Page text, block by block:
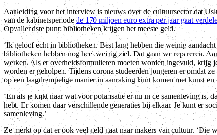
Aanleiding voor het interview is nieuws over de cultuursector dat
van de kabinetsperiode de 170 miljoen euro extra per jaar gaat
Opvallendste punt: bibliotheken krijgen het meeste geld.
‘Ik geloof echt in bibliotheken. Best lang hebben die weinig
bibliotheken hebben nog heel weinig ziel. Dat gaan we repareren.
werken. Als er overheidsformulieren moeten worden ingevuld, krijg
worden er geholpen. Tijdens corona studeerden jongeren er omdat
op een laagdrempelige manier in aanraking kunt komen met kunst
‘En als je kijkt naar wat voor polarisatie er nu in de samenleving is,
hebt. Er komen daar verschillende generaties bij elkaar. Je kunt er
samenleving.’
Ze merkt op dat er ook veel geld gaat naar makers van cultuur. ‘Die